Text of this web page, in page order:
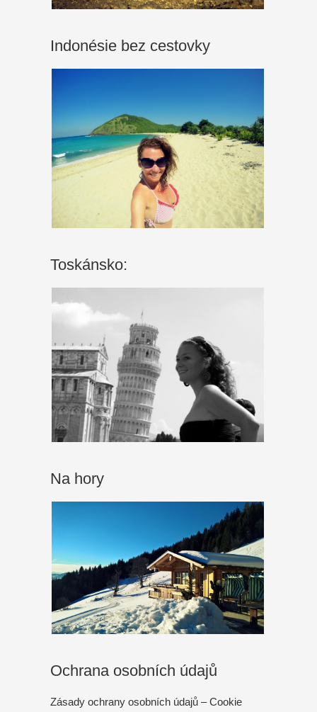
Indonésie bez cestovky
Toskánsko:
Na hory
Ochrana osobních údajů
Zásady ochrany osobních údajů – Cookie